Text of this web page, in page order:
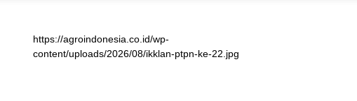
https://agroindonesia.co.id/wp-
content/uploads/2026/08/ikklan-ptpn-ke-22.jpg